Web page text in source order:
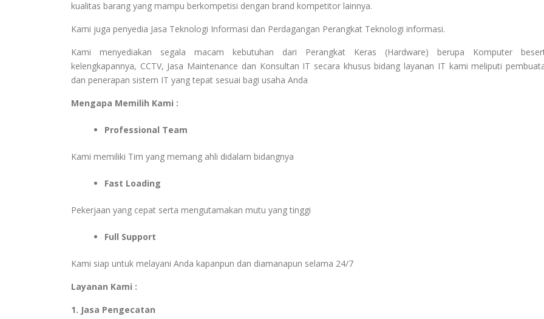
kualitas barang yang mampu berkompetisi dengan brand kompetitor lainnya.
Kami juga penyedia Jasa Teknologi Informasi dan Perdagangan Perangkat Teknologi informasi.
Kami menyediakan segala macam kebutuhan dari Perangkat Keras (Hardware) berupa Komputer
kelengkapannya, CCTV, Jasa Maintenance dan Konsultan IT secara khusus bidang layanan IT kami meliputi
dan penerapan sistem IT yang tepat sesuai bagi usaha Anda
Mengapa Memilih Kami :
Professional Team
Kami memiliki Tim yang memang ahli didalam bidangnya
Fast Loading
Pekerjaan yang cepat serta mengutamakan mutu yang tinggi
Full Support
Kami siap untuk melayani Anda kapanpun dan diamanapun selama 24/7
Layanan Kami :
1. Jasa Pengecatan